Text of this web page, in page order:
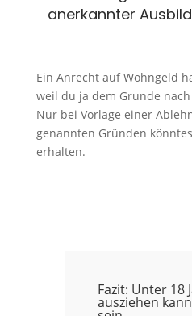
anerkannter
Ein Anrecht auf Wohngeld
weil du ja dem Grunde
Nur bei Vorlage einer
genannten Gründen
erhalten.
Fazit: Unter 18
ausziehen